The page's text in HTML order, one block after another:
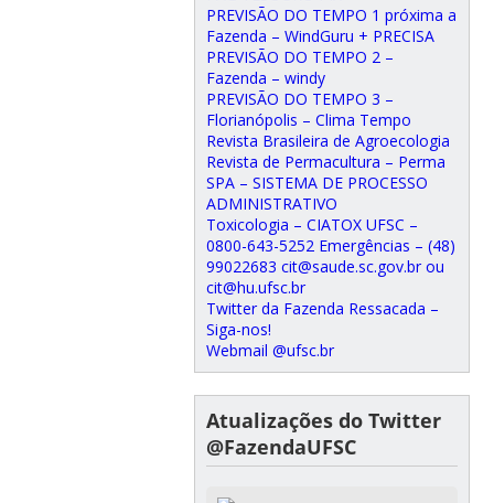
PREVISÃO DO TEMPO 1 próxima a
Fazenda – WindGuru + PRECISA
PREVISÃO DO TEMPO 2 –
Fazenda – windy
PREVISÃO DO TEMPO 3 –
Florianópolis – Clima Tempo
Revista Brasileira de Agroecologia
Revista de Permacultura – Perma
SPA – SISTEMA DE PROCESSO
ADMINISTRATIVO
Toxicologia – CIATOX UFSC –
0800-643-5252 Emergências – (48)
99022683 cit@saude.sc.gov.br ou
cit@hu.ufsc.br
Twitter da Fazenda Ressacada –
Siga-nos!
Webmail @ufsc.br
Atualizações do Twitter
@FazendaUFSC